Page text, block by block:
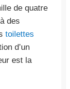
de quatre
des
toilettes
d’un
est la